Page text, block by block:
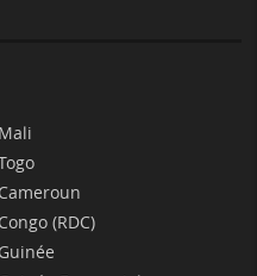
Mali
Cameroun
Congo (RDC)
Guinée